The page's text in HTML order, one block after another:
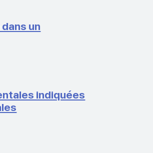
un
indiquées